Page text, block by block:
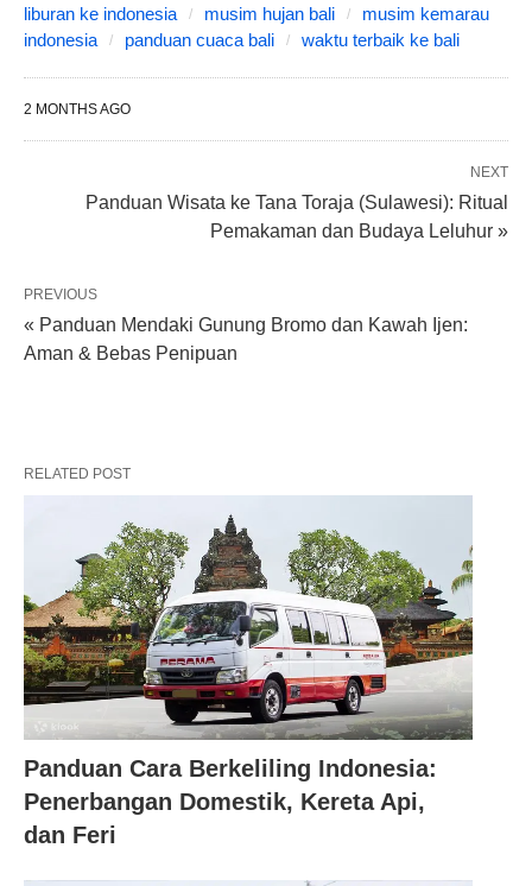
liburan ke indonesia musim hujan bali
musim kemarau
indonesia
panduan cuaca bali waktu terbaik ke bali
2 MONTHS AGO
NEXT
Panduan Wisata ke Tana Toraja (Sulawesi): Ritual
Pemakaman dan Budaya Leluhur »
PREVIOUS
« Panduan Mendaki Gunung Bromo dan Kawah Ijen:
Aman & Bebas Penipuan
RELATED POST
Panduan Cara Berkeliling Indonesia:
Penerbangan Domestik, Kereta Api,
dan Feri